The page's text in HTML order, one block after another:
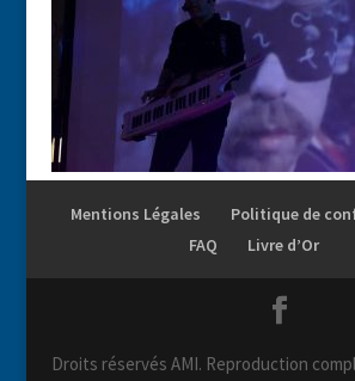
Mentions Légales
Politique de
FAQ
Livre d’Or
Droits réservés AMI. Reproduction